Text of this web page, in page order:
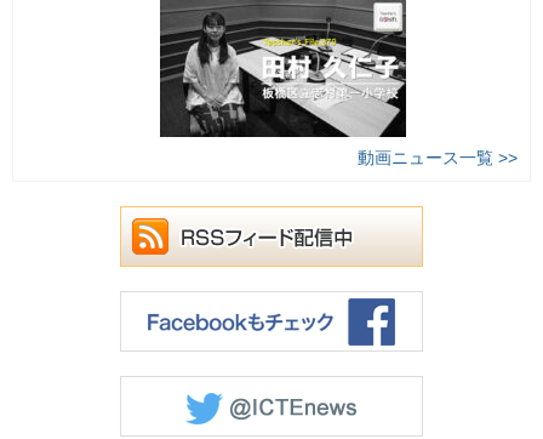
動画ニュース一覧 >>